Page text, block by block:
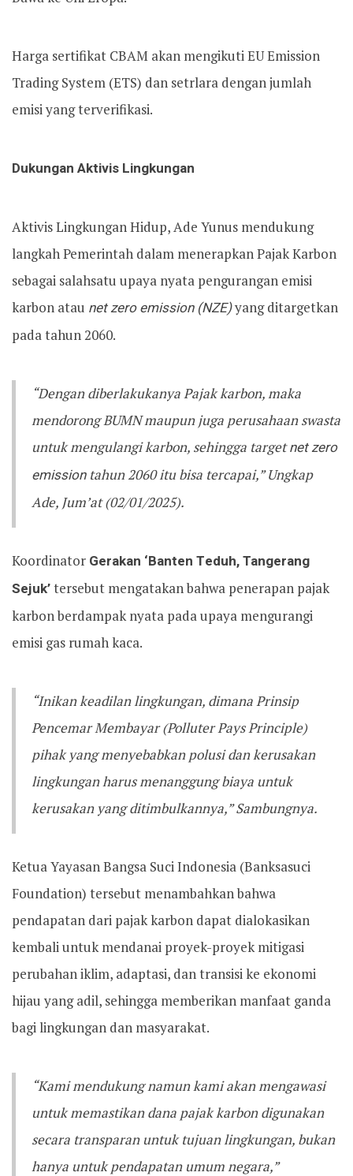
Harga sertifikat CBAM akan mengikuti EU Emission
Trading System (ETS) dan setrlara dengan jumlah
emisi yang terverifikasi.
Dukungan Aktivis Lingkungan
Aktivis Lingkungan Hidup, Ade Yunus mendukung
langkah Pemerintah dalam menerapkan Pajak Karbon
sebagai salahsatu upaya nyata pengurangan emisi
karbon atau net zero emission (NZE)yang ditargetkan
pada tahun 2060.
“Dengan diberlakukanya Pajak karbon, maka
mendorong BUMN maupun juga perusahaan swasta
untuk mengulangi karbon, sehingga targetnet zero
emissiontahun 2060 itu bisa tercapai,” Ungkap
Ade, Jum’at (02/01/2025).
Koordinator Gerakan ‘Banten Teduh, Tangerang
Sejuk’tersebut mengatakan bahwa penerapan pajak
karbon berdampak nyata pada upaya mengurangi
emisi gas rumah kaca.
“Inikan keadilan lingkungan, dimana Prinsip
Pencemar Membayar (Polluter Pays Principle)
pihak yang menyebabkan polusi dan kerusakan
lingkungan harus menanggung biaya untuk
kerusakan yang ditimbulkannya,” Sambungnya.
Ketua Yayasan Bangsa Suci Indonesia (Banksasuci
Foundation) tersebut menambahkan bahwa
pendapatan dari pajak karbon dapat dialokasikan
kembali untuk mendanai proyek-proyek mitigasi
perubahan iklim, adaptasi, dan transisi ke ekonomi
hijau yang adil, sehingga memberikan manfaat ganda
bagi lingkungan dan masyarakat.
“Kami mendukung namun kami akan mengawasi
untuk memastikan dana pajak karbon digunakan
secara transparan untuk tujuan lingkungan, bukan
hanya untuk pendapatan umum negara,”